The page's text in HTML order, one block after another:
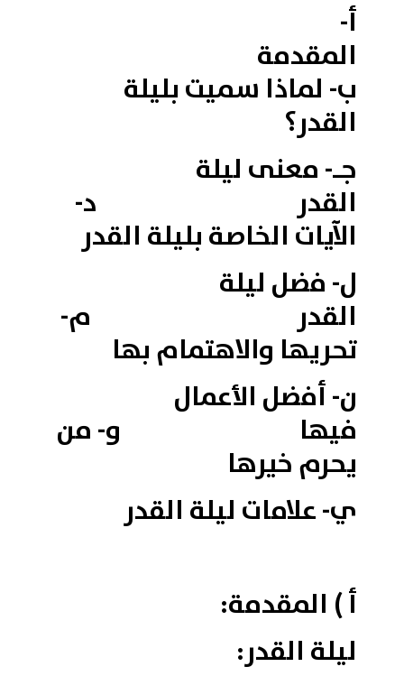
أ-
المقدمة
ب- لماذا سميت بليلة
القدر؟
جـ- معنى ليلة
القدر د-
الآيات الخاصة بليلة القدر
ل- فضل ليلة
القدر م-
تحريها والاهتمام بها
ن- أفضل الأعمال
فيها و- من
يحرم خيرها
ي- علامات ليلة القدر
أ ) المقدمة:
ليلة القدر: